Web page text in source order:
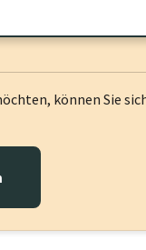
können Sie